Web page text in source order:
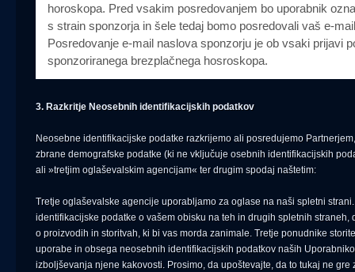
horoskopa. Pred vsakim posredovanjem bo uporabnik
s strain sponzorja in šele tedaj bomo posredovali vaš e-
Posredovanje e-mail naslova sponzorju je ob vsaki prijavi
sponzoriranega brezplačnega hosroskopa.
3. Razkritje Neosebnih identifikacijskih podatkov
Neosebne identifikacijske podatke razkrijemo ali posredujemo
zbrane demografske podatke (ki ne vključuje osebnih identifikacijskih
ali »tretjim oglaševalskim agencijam« ter drugim spodaj naštetim:
Tretje oglaševalske agencije uporabljamo za oglase na naši spletni
identifikacijske podatke o vašem obisku na teh in drugih spletnih
o proizvodih in storitvah, ki bi vas morda zanimale. Tretje ponudnike
uporabe in obsega neosebnih identifikacijskih podatkov naših
izboljševanja njene kakovosti. Prosimo, da upoštevajte, da to tukaj ne